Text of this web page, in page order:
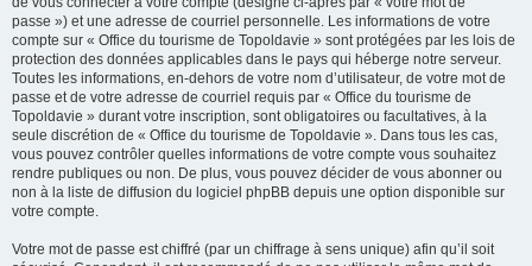
passe ») et une adresse de courriel personnelle. Les informations de votre
compte sur « Office du tourisme de Topoldavie » sont protégées par les lois de
protection des données applicables dans le pays qui héberge notre serveur.
Toutes les informations, en-dehors de votre nom d’utilisateur, de votre mot de
passe et de votre adresse de courriel requis par « Office du tourisme de
Topoldavie » durant votre inscription, sont obligatoires ou facultatives, à la
seule discrétion de « Office du tourisme de Topoldavie ». Dans tous les cas,
vous pouvez contrôler quelles informations de votre compte vous souhaitez
rendre publiques ou non. De plus, vous pouvez décider de vous abonner ou
non à la liste de diffusion du logiciel phpBB depuis une option disponible sur
votre compte.
Votre mot de passe est chiffré (par un chiffrage à sens unique) afin qu’il soit